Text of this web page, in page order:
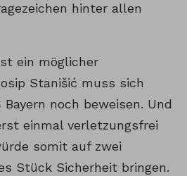
hinter allen
ein möglicher
Stanišić muss sich
noch beweisen. Und
einmal verletzungsfrei
somit auf zwei
Stück Sicherheit bringen.